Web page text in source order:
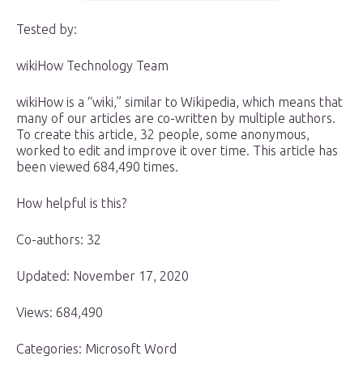
Tested by:
wikiHow Technology Team
wikiHow is a “wiki,” similar to Wikipedia, which means that
many of our articles are co-written by multiple authors.
To create this article, 32 people, some anonymous,
worked to edit and improve it over time. This article has
been viewed 684,490 times.
How helpful is this?
Co-authors: 32
Updated: November 17, 2020
Views: 684,490
Categories: Microsoft Word